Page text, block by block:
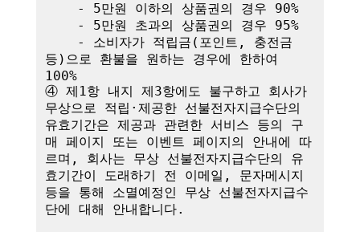
등)으로 환불을 원하는 경우에 한하여
100%
④ 제1항 내지 제3항에도 불구하고 회사가
무상으로 적립·제공한 선불전자지급수단의
유효기간은 제공과 관련한 서비스 등의 구
매 페이지 또는 이벤트 페이지의 안내에 따
르며, 회사는 무상 선불전자지급수단의 유
효기간이 도래하기 전 이메일, 문자메시지
등을 통해 소멸예정인 무상 선불전자지급수
단에 대해 안내합니다.